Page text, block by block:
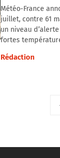
Météo-France
juillet, contre 61
un niveau
fortes
Rédaction